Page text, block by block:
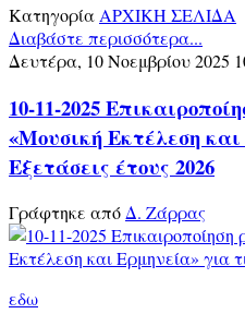
Κατηγορία ΑΡΧΙΚΗ ΣΕΛΙΔΑ
Διαβάστε περισσότερα...
Δευτέρα, 10 Νοεμβρίου 2025
10-11-2025
«Μουσική Εκτέλεση
Εξετάσεις έτους 2026
Γράφτηκε απόΔ. Ζάρρας
εδω